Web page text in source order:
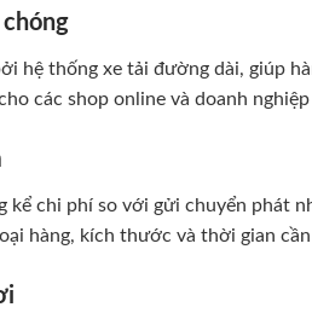
hệ thống xe tải đường dài, giúp
các shop online và doanh nghiệp
kể chi phí so với gửi chuyển phát
hàng, kích thước và thời gian cần